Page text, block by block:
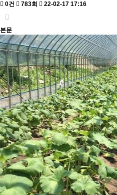
0건
783회 22-02-17 17:16
본문